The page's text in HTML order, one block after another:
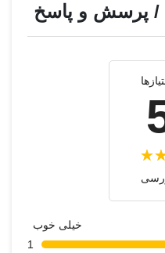
/ پرسش و پاسخ
خیلی خوب
1